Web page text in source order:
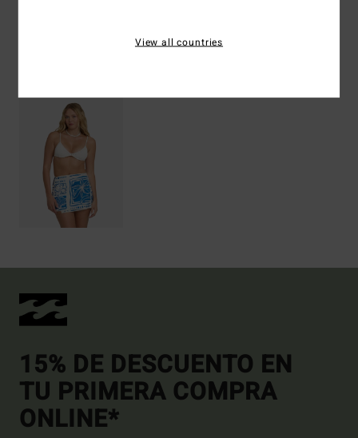
15% DE DESCUENTO EN
TU PRIMERA COMPRA
ONLINE*
View all countries